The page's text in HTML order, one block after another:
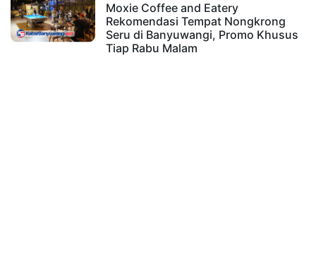
Moxie Coffee and Eatery
Rekomendasi Tempat Nongkrong
Seru di Banyuwangi, Promo Khusus
Tiap Rabu Malam